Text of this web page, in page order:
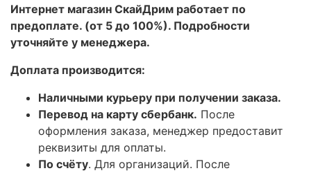
Интернет магазин СкайДрим работает по
предоплате. (от 5 до 100%). Подробности
уточняйте у менеджера.
Доплата производится:
Наличными курьеру при получении заказа.
Перевод на карту сбербанк. После
оформления заказа, менеджер предоставит
реквизиты для оплаты.
По счёту. Для организаций. После